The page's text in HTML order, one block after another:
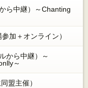
ら中継）～Chanting
加＋オンライン）
から中継）～
～
同盟主催）